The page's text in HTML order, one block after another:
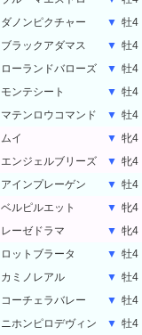
ダノンピクチャー
▼ 牡4
ブラックアダマス
▼ 牡4
ローランドバローズ
▼ 牡4
モンテシート
▼ 牡4
マテンロウコマンド
▼ 牡4
ムイ
▼ 牝4
エンジェルブリーズ
▼ 牝4
アインプレーゲン
▼ 牡4
ベルピルエット
▼ 牝4
レーゼドラマ
▼ 牝4
ロットブラータ
▼ 牡4
カミノレアル
▼ 牡4
コーチェラバレー
▼ 牡4
ニホンピロデヴィン
▼ 牡4